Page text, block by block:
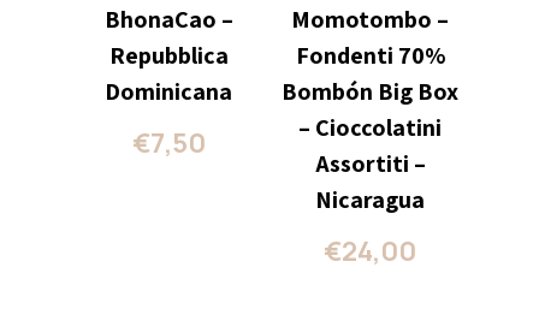
BhonaCao –
Repubblica
Dominicana
€7,50
Momotombo –
Fondenti 70%
Bombón Big Box
– Cioccolatini
Assortiti –
Nicaragua
€24,00